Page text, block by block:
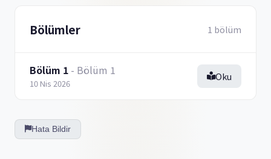
Bölümler 1 bölüm
Bölüm 1 - Bölüm 1
10 Nis 2026
Oku
Hata Bildir